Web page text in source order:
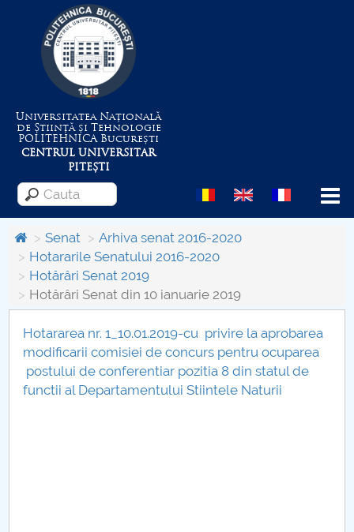
Universitatea Națională
de Știință și Tehnologie
POLITEHNICABucurești
CENTRUL UNIVERSITAR
PITEȘTI
Menu
Despre Universitate
Centrul de Management al Proiectelor
Consiliul de Administratie
Nr. de telefon si adrese Facultăți
Senat
Arhiva senat 2016-2020
Hotararile Senatului 2016-2020
Hotărâri Senat 2019
Hotărâri Senat din 10 ianuarie 2019
Hotararea nr. 1_10.01.2019-cu privire la aprobarea
modificarii comisiei de concurs pentru ocuparea
postului de conferentiar pozitia 8 din statul de
functii al Departamentului Stiintele Naturii